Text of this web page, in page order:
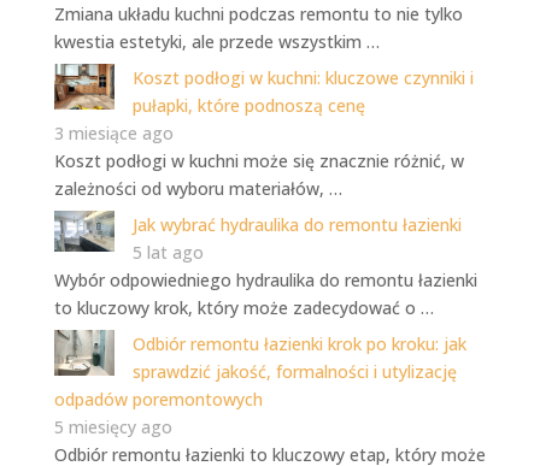
Zmiana układu kuchni podczas remontu to nie tylko
kwestia estetyki, ale przede wszystkim …
Koszt podłogi w kuchni: kluczowe czynniki i
pułapki, które podnoszą cenę
3 miesiące ago
Koszt podłogi w kuchni może się znacznie różnić, w
zależności od wyboru materiałów, …
Jak wybrać hydraulika do remontu łazienki
5 lat ago
Wybór odpowiedniego hydraulika do remontu łazienki
to kluczowy krok, który może zadecydować o …
Odbiór remontu łazienki krok po kroku: jak
sprawdzić jakość, formalności i utylizację
odpadów poremontowych
5 miesięcy ago
Odbiór remontu łazienki to kluczowy etap, który może